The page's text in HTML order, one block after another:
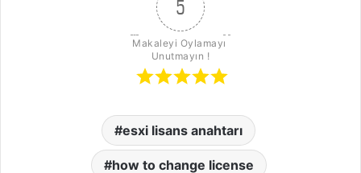
5
Makaleyi Oylamayı
Unutmayın !
esxi lisans anahtarı
how to change license